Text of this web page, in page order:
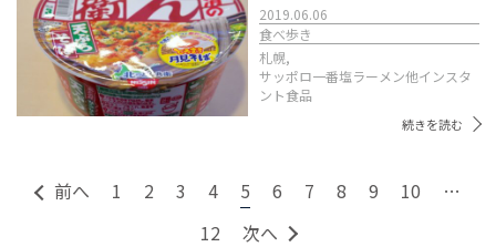
2019.06.06
食べ歩き
札幌,
サッポロ一番塩ラーメン他インスタ
ント食品
続きを読む
前へ 1 2 3 4 5 6 7 8 9 10
…
12
次へ